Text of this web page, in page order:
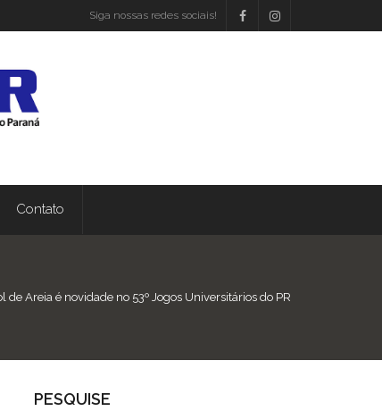
Siga nossas redes sociais!
Contato
de Areia é novidade no 53º Jogos Universitários do PR
PESQUISE